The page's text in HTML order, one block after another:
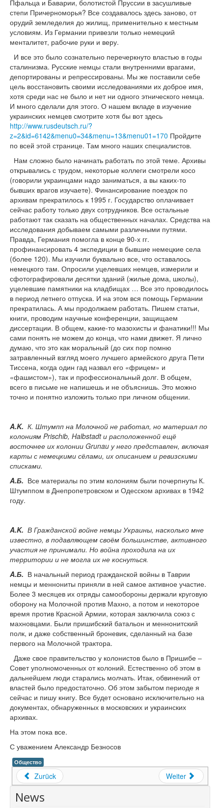
Пфальца и Баварии, болотистой Пруссии в засушливые
степи Причерноморья? Все создавалось здесь заново, от
орудий земледелия до жилищ, применительно к местным
условиям. Из Германии привезли только немецкий
менталитет, рабочие руки и веру.
И все это было сознательно перечеркнуто властью в годы
сталинизма. Русские немцы стали внутренними врагами,
депортированы и репрессированы. Мы же поставили себе
цель восстановить своими исследованиями их доброе имя,
хотя среди нас не было и нет ни одного этнического немца.
И много сделали для этого. О нашем вкладе в изучение
украинских немцев смотрите хотя бы вот здесь
http://www.rusdeutsch.ru/?
z=2&id=6142&menu0=34&menu=13&menu01=170 Пройдите
по всей этой странице. Там много наших специалистов.
Нам сложно было начинать работать по этой теме. Архивы
открывались с трудом, некоторые коллеги смотрели косо
(говорили украинцами надо заниматься, а вы каких-то
бывших врагов изучаете). Финансирование поездок по
архивам прекратилось к 1995 г. Государство оплачивает
сейчас работу только двух сотрудников. Все остальные
работают так сказать на общественных началах. Средства на
исследования добываем самыми различными путями.
Правда, Германия помогла в конце 90-х гг.
профинансировать 4 экспедиции в бывшие немецкие села
(более 120). Мы изучили буквально все, что оставалось
немецкого там. Опросили уцелевших немцев, измерили и
сфотографировали десятки зданий (жилые дома, школы),
уцелевшие памятники на кладбищах … Все это проводилось
в период летнего отпуска. И на этом вся помощь Германии
прекратилась. А мы продолжаем работать. Пишем статьи,
книги, проводим научные конференции, защищаем
диссертации. В общем, какие-то мазохисты и фанатики!!! Мы
сами понять не можем до конца, что нами движет. Я лично
думаю, что это как моральный (до сих пор помню
затравленный взгляд моего лучшего армейского друга Пети
Тиссена, когда один гад назвал его «фрицем» и
«фашистом»), так и профессиональный долг. В общем,
всего в письме не напишешь и не объяснишь. Это можно
точно и понятно изложить только при личном общении.
A.K. К. Штумпп на Молочной не работал, но материал по
колониям Prischib, Halbstadtи расположенной ещё
восточнее их колонии Grunau у него представлен, включая
карты с немецкими сёлами, их описанием и ревизскими
списками.
A.Б. Все материалы по этим колониям были почерпнуты К.
Штумппом в Днепропетровском и Одесском архивах в 1942
году.
A.K. В Гражданской войне немцы Украины, насколько мне
известно, в подавляющем своём большинстве, активного
участия не принимали. Но война проходила на их
территории и не могла их не коснуться.
A.Б. В начальный период гражданской войны в Таврии
немцы и меннониты приняли в ней самое активное участие.
Более 3 месяцев их отряды самообороны держали круговую
оборону на Молочной против Махно, а потом и некоторое
время против Красной Армии, которая заключила союз с
махновцами. Были пришибский батальон и меннонитский
полк, и даже собственный броневик, сделанный на базе
первого на Молочной трактора.
Даже свое правительство у колонистов было в Пришибе –
Совет уполномоченных от колоний. Естественно об этом в
дальнейшем люди старались молчать. Итак, обвинений от
властей было предостаточно. Об этом забытом периоде я
сейчас и пишу книгу. Все будет основано исключительно на
документах, обнаруженных в московских и украинских
архивах.
На этом пока все.
С уважением Александр Безносов
Общество
Zurück Weiter
News